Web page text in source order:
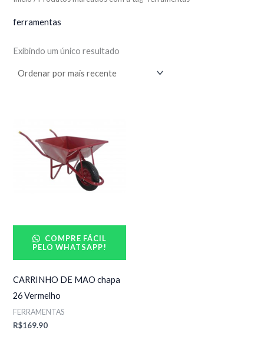
ferramentas
Exibindo um único resultado
COMPRE FÁCIL
PELO WHATSAPP!
CARRINHO DE MAO chapa
26 Vermelho
FERRAMENTAS
R$169.90